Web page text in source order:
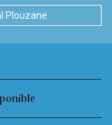
Plouzane